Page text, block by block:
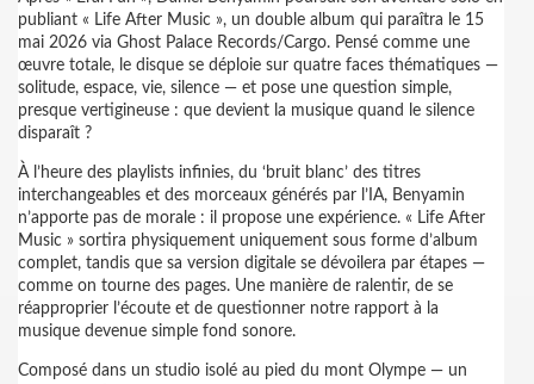
publiant « Life After Music », un double album qui paraîtra le 15
mai 2026 via Ghost Palace Records/Cargo. Pensé comme une
œuvre totale, le disque se déploie sur quatre faces thématiques —
solitude, espace, vie, silence — et pose une question simple,
presque vertigineuse : que devient la musique quand le silence
disparaît ?
À l’heure des playlists infinies, du ‘bruit blanc’ des titres
interchangeables et des morceaux générés par l’IA, Benyamin
n’apporte pas de morale : il propose une expérience. « Life After
Music » sortira physiquement uniquement sous forme d’album
complet, tandis que sa version digitale se dévoilera par étapes —
comme on tourne des pages. Une manière de ralentir, de se
réapproprier l’écoute et de questionner notre rapport à la
musique devenue simple fond sonore.
Composé dans un studio isolé au pied du mont Olympe — un